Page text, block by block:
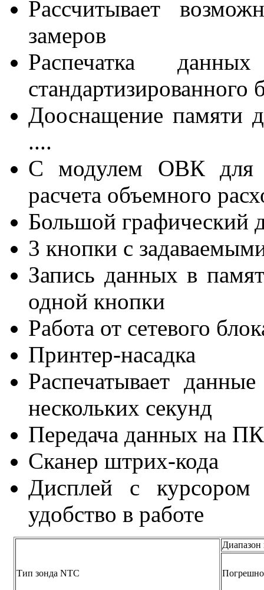
Рассчитывает
замеров
Распечатка
стандартизированного
Дооснащение памяти
....
С модулем ОВК для
расчета объемного
Большой графический
3 кнопки с
Запись данных в
одной кнопки
Работа от сетевого
Принтер-насадка
Распечатывает
нескольких секунд
Передача данных на ПК
Сканер штрих-кода
Дисплей с курсором
удобство в работе
Тип зонда NTC
Диапазон